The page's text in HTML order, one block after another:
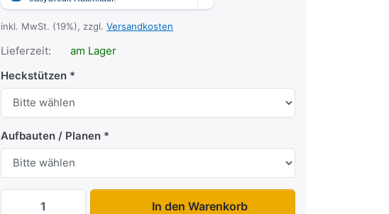
inkl. MwSt. (19%), zzgl. Versandkosten
Lieferzeit:
am Lager
Heckstützen
Aufbauten / Planen
Trailwood N7-202 zu 969,00 €, Menge 1.
In den Warenkorb